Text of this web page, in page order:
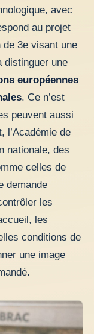
avec
au projet
de 3e visant une
distinguer une
européennes
. Ce n’est
peuvent aussi
l’Académie de
nationale, des
celles de
demande
les
les
conditions de
une image